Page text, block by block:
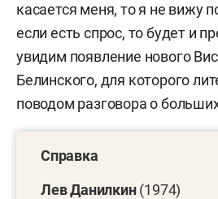
касается меня, то я не вижу
если есть спрос, то будет и
увидим появление нового
Белинского, для которого
поводом разговора о
Справка
Лев Данилкин(1974)